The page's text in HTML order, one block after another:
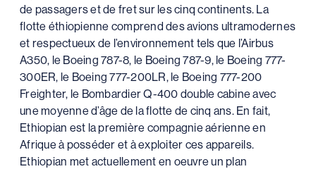
de passagers et de fret sur les cinq continents. La
flotte éthiopienne comprend des avions ultramodernes
et respectueux de l’environnement tels que l’Airbus
A350, le Boeing 787-8, le Boeing 787-9, le Boeing 777-
300ER, le Boeing 777-200LR, le Boeing 777-200
Freighter, le Bombardier Q-400 double cabine avec
une moyenne d’âge de la flotte de cinq ans. En fait,
Ethiopian est la première compagnie aérienne en
Afrique à posséder et à exploiter ces appareils.
Ethiopian met actuellement en oeuvre un plan